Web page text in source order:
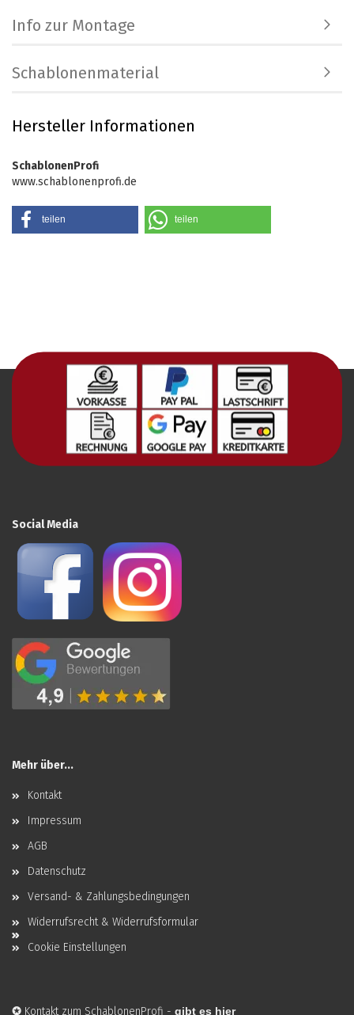
Info zur Montage
Schablonenmaterial
Hersteller Informationen
SchablonenProfi
www.schablonenprofi.de
teilen teilen
Social Media
Mehr über...
Kontakt
Impressum
AGB
Datenschutz
Versand- & Zahlungsbedingungen
Widerrufsrecht & Widerrufsformular
Cookie Einstellungen
✪ Kontakt zum SchablonenProfi - gibt es hier